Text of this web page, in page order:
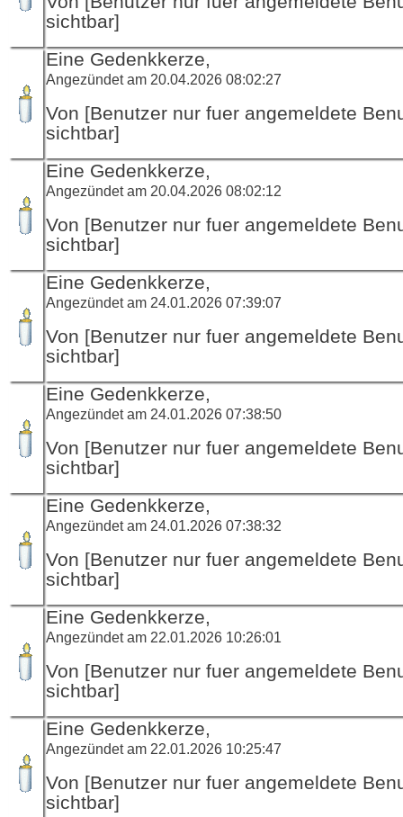
sichtbar]
Eine Gedenkkerze,
Angezündet am 20.04.2026 08:02:27
Von [Benutzer nur fuer angemeldete
sichtbar]
Eine Gedenkkerze,
Angezündet am 20.04.2026 08:02:12
Von [Benutzer nur fuer angemeldete
sichtbar]
Eine Gedenkkerze,
Angezündet am 24.01.2026 07:39:07
Von [Benutzer nur fuer angemeldete
sichtbar]
Eine Gedenkkerze,
Angezündet am 24.01.2026 07:38:50
Von [Benutzer nur fuer angemeldete
sichtbar]
Eine Gedenkkerze,
Angezündet am 24.01.2026 07:38:32
Von [Benutzer nur fuer angemeldete
sichtbar]
Eine Gedenkkerze,
Angezündet am 22.01.2026 10:26:01
Von [Benutzer nur fuer angemeldete
sichtbar]
Eine Gedenkkerze,
Angezündet am 22.01.2026 10:25:47
Von [Benutzer nur fuer angemeldete
sichtbar]